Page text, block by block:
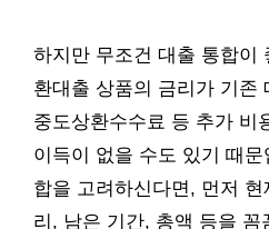
하지만 무조건 대출 통합이
환대출 상품의 금리가 기존
중도상환수수료 등 추가 비
이득이 없을 수도 있기 때
합을 고려하신다면, 먼저
리, 남은 기간, 총액 등을 꼼